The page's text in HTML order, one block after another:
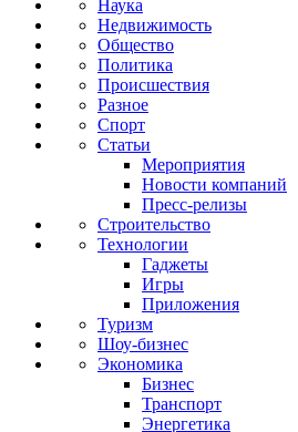
Наука
Недвижимость
Общество
Политика
Происшествия
Разное
Спорт
Статьи
Мероприятия
Новости компаний
Пресс-релизы
Строительство
Технологии
Гаджеты
Игры
Приложения
Туризм
Шоу-бизнес
Экономика
Бизнес
Транспорт
Энергетика